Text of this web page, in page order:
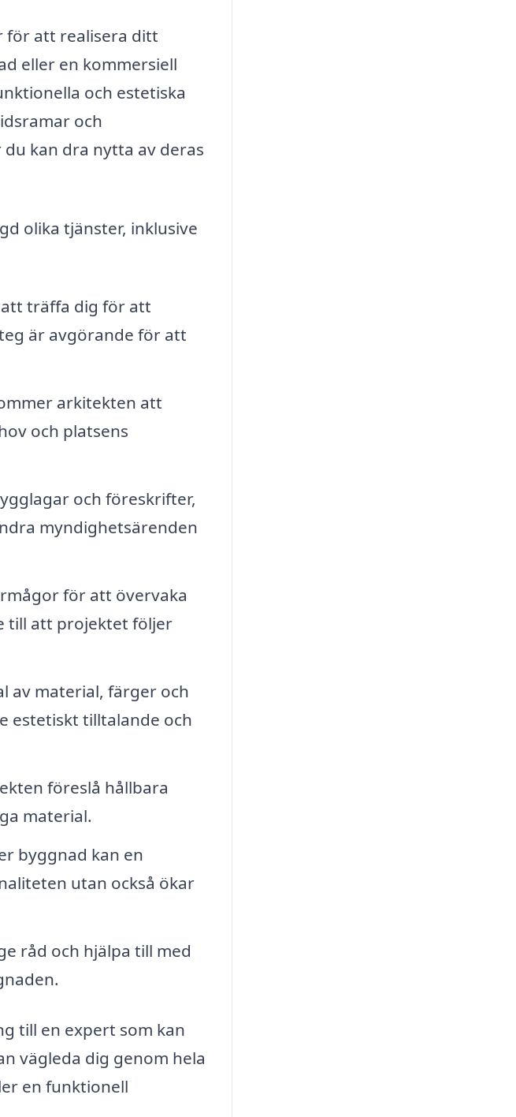
för att realisera ditt
eller en kommersiell
och estetiska
och
kan dra nytta av deras
olika tjänster, inklusive
träffa dig för att
är avgörande för att
arkitekten att
och platsens
och föreskrifter,
myndighetsärenden
för att övervaka
till att projektet följer
av material, färger och
estetiskt tilltalande och
föreslå hållbara
material.
byggnad kan en
utan också ökar
råd och hjälpa till med
till en expert som kan
vägleda dig genom hela
en funktionell